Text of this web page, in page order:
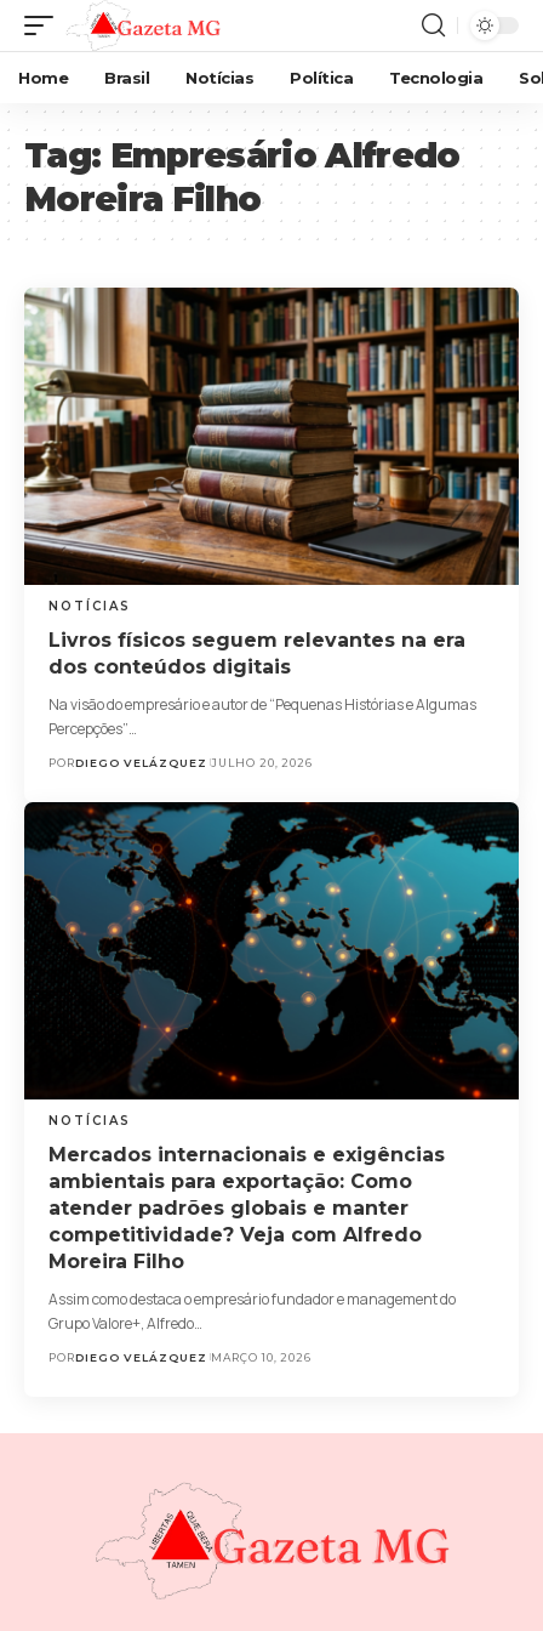
Home Brasil Notícias Política Tecnologia
Tag: Empresário Alfredo
Moreira Filho
NOTÍCIAS
Livros físicos seguem relevantes na era
dos conteúdos digitais
Na visão do empresário e autor de “Pequenas Histórias e Algumas
Percepções”…
PORDIEGO VELÁZQUEZ JULHO 20, 2026
NOTÍCIAS
Mercados internacionais e exigências
ambientais para exportação: Como
atender padrões globais e manter
competitividade? Veja com Alfredo
Moreira Filho
Assim como destaca o empresário fundador e management do
Grupo Valore+, Alfredo…
PORDIEGO VELÁZQUEZ MARÇO 10, 2026